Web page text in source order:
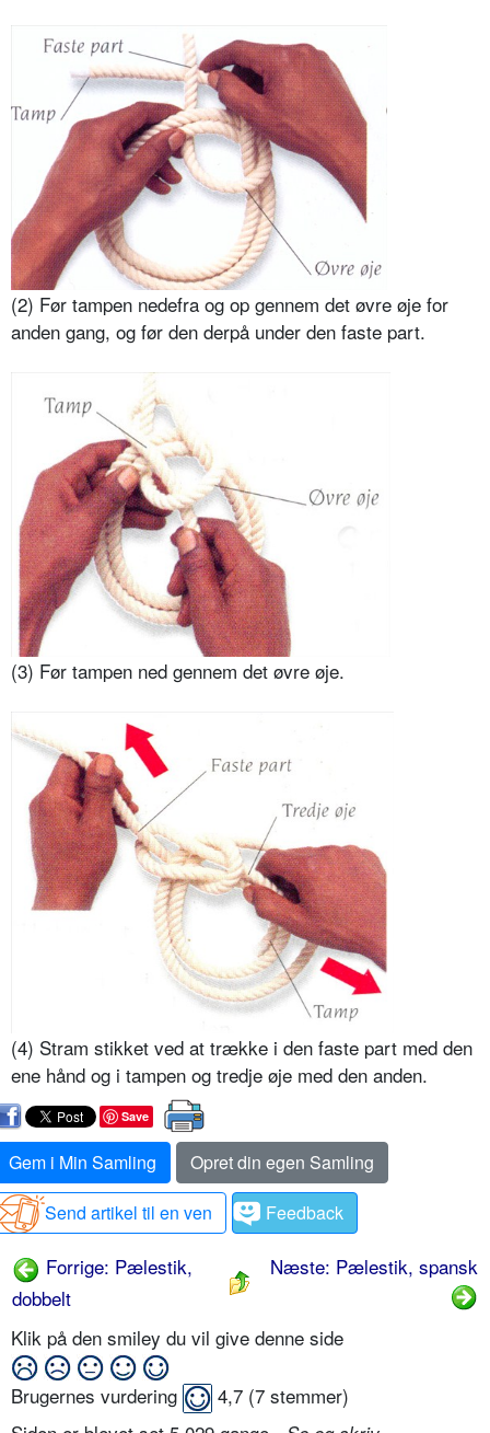
(2) Før tampen nedefra og op gennem det øvre øje for
anden gang, og før den derpå under den faste part.
(3) Før tampen ned gennem det øvre øje.
(4) Stram stikket ved at trække i den faste part med den
ene hånd og i tampen og tredje øje med den anden.
Save
Gem i Min Samling
Opret din egen Samling
Send artikel til en ven
Feedback
Forrige: Pælestik,
dobbelt
Næste: Pælestik, spansk
Klik på den smiley du vil give denne side
Brugernes vurdering 4,7 (7 stemmer)